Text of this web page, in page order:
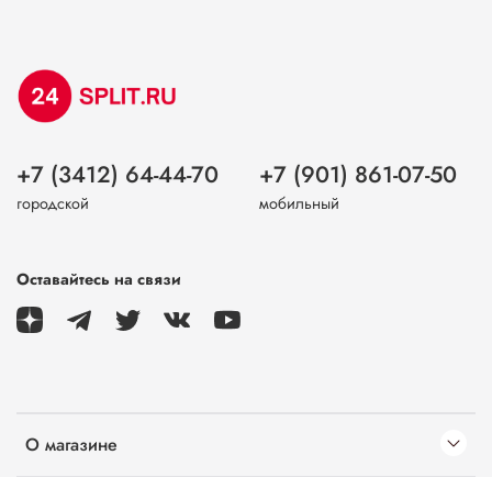
О магазине
+7 (3412) 64-44-70
городской
+7 (901) 861-07-50
мобильный
Оставайтесь на связи